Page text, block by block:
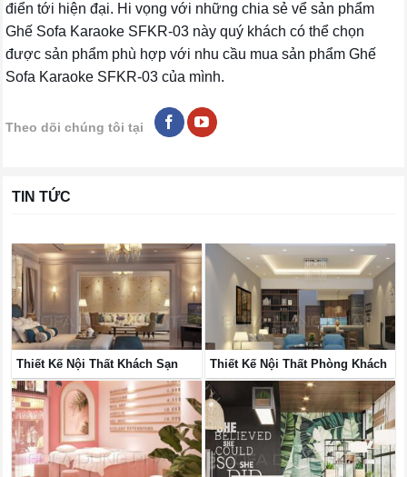
điển tới hiện đại. Hi vọng với những chia sẻ vể sản phẩm
Ghế Sofa Karaoke SFKR-03 này quý khách có thể chọn
được sản phẩm phù hợp với nhu cầu mua sản phẩm Ghế
Sofa Karaoke SFKR-03 của mình.
Theo dõi chúng tôi tại
TIN TỨC
Thiết Kế Nội Thất Khách Sạn Thiết Kế Nội Thất Phòng Khách